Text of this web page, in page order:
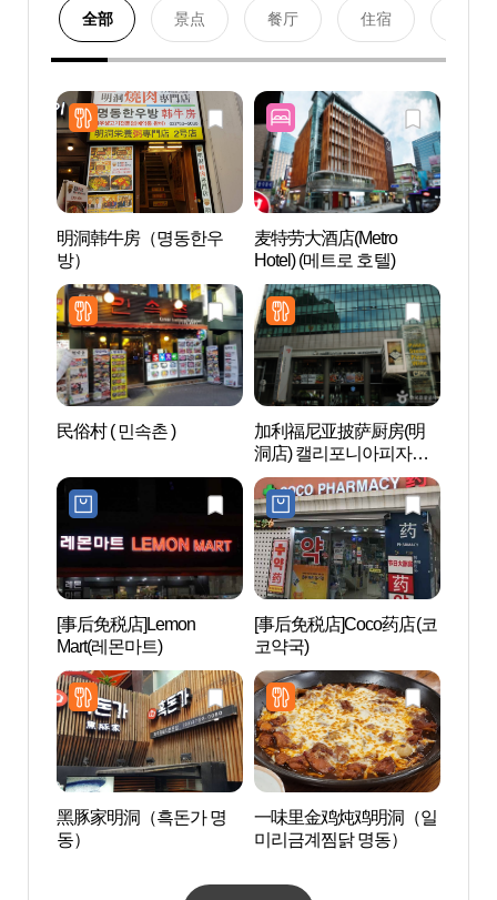
全部 景点 餐厅 住宿
明洞韩牛房（명동한우
방）
麦特劳大酒店(Metro
Hotel) (메트로 호텔)
民俗村 ( 민속촌 )
加利福尼亚披萨厨房(明
洞店) 캘리포니아피자키
친(명동점)
[事后免税店]Lemon
Mart(레몬마트)
[事后免税店]Coco药店(코
코약국)
黑豚家明洞（흑돈가 명
동）
一味里金鸡炖鸡明洞（일
미리금계찜닭 명동）